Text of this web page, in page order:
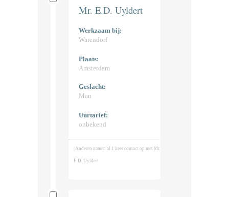
Mr. E.D. Uyldert
Werkzaam bij:
Warendorf
Plaats:
Amsterdam
Geslacht:
Man
Uurtarief:
onbekend
| Anderen namen al 1 keer contact op met Mr.
E.D. Uyldert